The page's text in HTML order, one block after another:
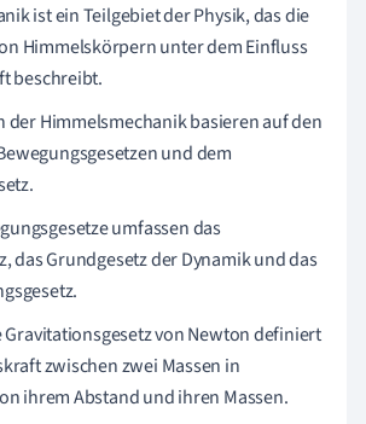
ist ein Teilgebiet der Physik, das die
Himmelskörpern unter dem Einfluss
beschreibt.
der Himmelsmechanik basieren auf den
und dem
umfassen das
das Grundgesetz der Dynamik und das
Gravitationsgesetz von Newton definiert
zwischen zwei Massen in
ihrem Abstand und ihren Massen.